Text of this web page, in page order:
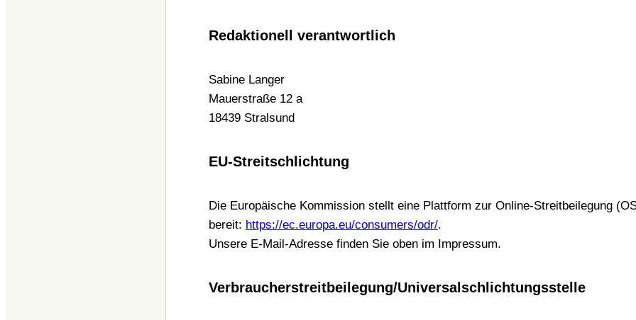
Redaktionell verantwortlich
Sabine Langer
Mauerstraße 12 a
18439 Stralsund
EU-Streitschlichtung
Die Europäische Kommission stellt eine Plattform zur Online-Streitbeilegung
bereit: https://ec.europa.eu/consumers/odr/.
Unsere E-Mail-Adresse finden Sie oben im Impressum.
Verbraucher­streit­beilegung/Universal­schlichtungs­stelle